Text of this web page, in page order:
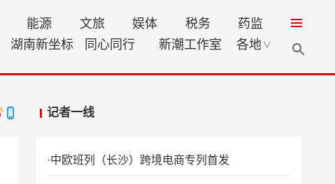
能源 文旅 娱体 税务
药监
湖南新坐标 同心同行 新潮工作室 各地 ∨
记者一线
中欧班列（长沙）跨境电商专列首发